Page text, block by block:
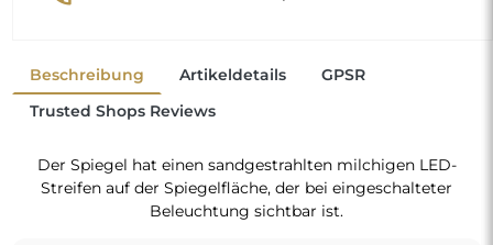
individuellen Vorgaben des Verbrauchers gefertigt wird.
Diese Produkte sind von Rückgabe und Umtausch
ausgeschlossen.